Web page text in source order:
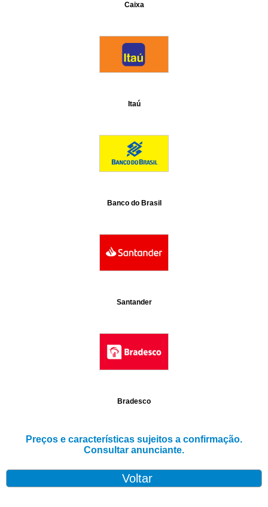
Caixa
Itaú
Banco do Brasil
Santander
Bradesco
Preços e características sujeitos a confirmação.
Consultar anunciante.